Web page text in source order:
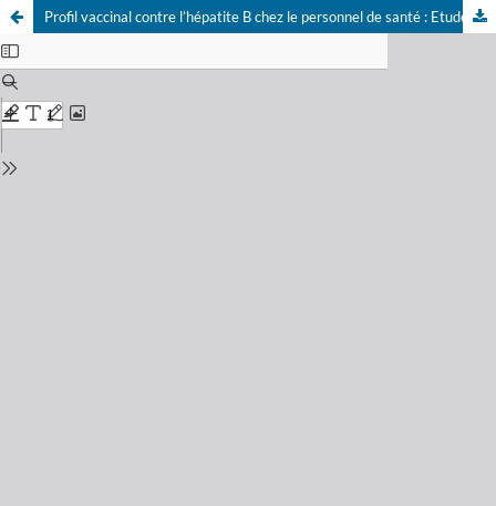
Profil vaccinal contre l’hépatite B chez le personnel de santé : Etude à l’hôpital Charles Nicolle.